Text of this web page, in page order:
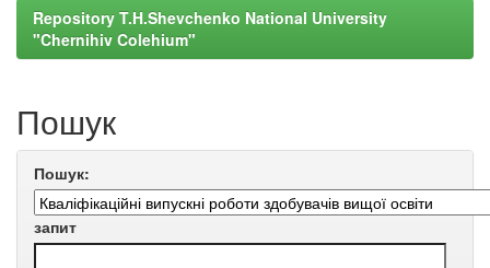
Repository T.H.Shevchenko National University
"Chernihiv Colehium"
Пошук
Пошук:
запит